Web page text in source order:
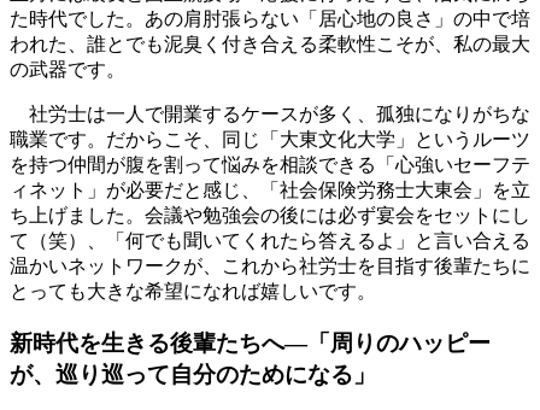
た時代でした。あの肩肘張らない「居心地の良さ」の中で培
われた、誰とでも泥臭く付き合える柔軟性こそが、私の最大
の武器です。
社労士は一人で開業するケースが多く、孤独になりがちな
職業です。だからこそ、同じ「大東文化大学」というルーツ
を持つ仲間が腹を割って悩みを相談できる「心強いセーフテ
ィネット」が必要だと感じ、「社会保険労務士大東会」を立
ち上げました。会議や勉強会の後には必ず宴会をセットにし
て（笑）、「何でも聞いてくれたら答えるよ」と言い合える
温かいネットワークが、これから社労士を目指す後輩たちに
とっても大きな希望になれば嬉しいです。
新時代を生きる後輩たちへ―「周りのハッピー
が、巡り巡って自分のためになる」